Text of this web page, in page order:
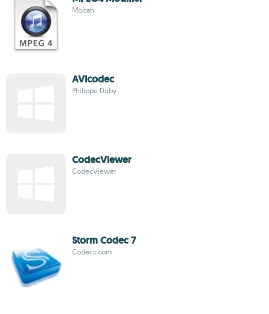
Moitah
AVIcodec
Philippe Duby
CodecViewer
CodecViewer
Storm Codec 7
Codecs.com